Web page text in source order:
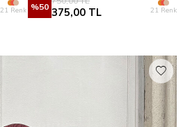
21 Renk %50 375,00 TL 21 Renk